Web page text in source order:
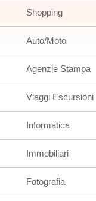
Shopping
Auto/Moto
Agenzie Stampa
Viaggi Escursioni
Informatica
Immobiliari
Fotografia